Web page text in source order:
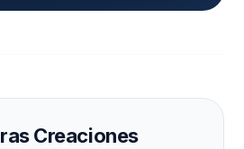
Creaciones